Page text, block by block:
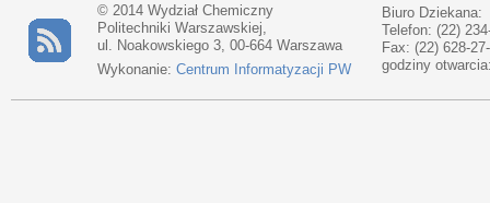
© 2014 Wydział Chemiczny
Politechniki Warszawskiej,
ul. Noakowskiego 3, 00-664 Warszawa
Wykonanie: Centrum Informatyzacji PW
Biuro Dziekana:
Telefon: (22)
Fax: (22) 628-
godziny